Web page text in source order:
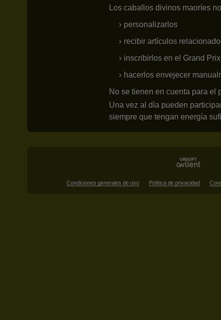
Los caballos divinos maoríes
personalizarlos
recibir artículos
inscribirlos en el Grand Prix
hacerlos envejecer
No se tienen en cuenta para el
Una vez al día pueden
siempre que tengan energía
Condiciones generales de uso Política de privacidad